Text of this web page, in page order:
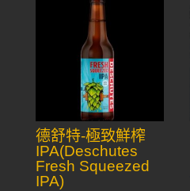
德舒特-極致鮮榨
IPA(Deschutes
Fresh Squeezed
IPA)